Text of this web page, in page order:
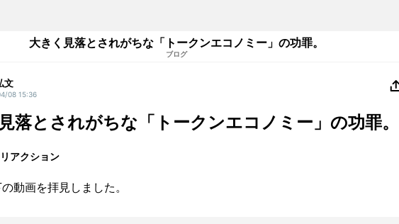
大きく見落とされがちな「トークンエコノミー」の功罪。
ブログ
文
08 15:36
落とされがちな「トークンエコノミー」の功罪。
リアクション
動画を拝見しました。